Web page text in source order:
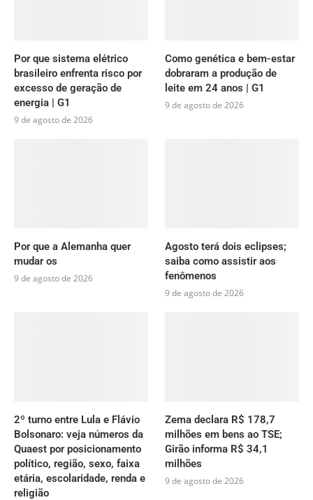
Por que sistema elétrico
brasileiro enfrenta risco por
excesso de geração de
energia | G1
9 de agosto de 2026
Como genética e bem-estar
dobraram a produção de
leite em 24 anos | G1
9 de agosto de 2026
Por que a Alemanha quer
mudar os
9 de agosto de 2026
Agosto terá dois eclipses;
saiba como assistir aos
fenômenos
9 de agosto de 2026
2º turno entre Lula e Flávio
Bolsonaro: veja números da
Quaest por posicionamento
político, região, sexo, faixa
etária, escolaridade, renda e
religião
Zema declara R$ 178,7
milhões em bens ao TSE;
Girão informa R$ 34,1
milhões
9 de agosto de 2026